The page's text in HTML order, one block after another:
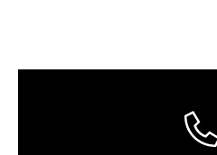
Sideboards & Kommoden